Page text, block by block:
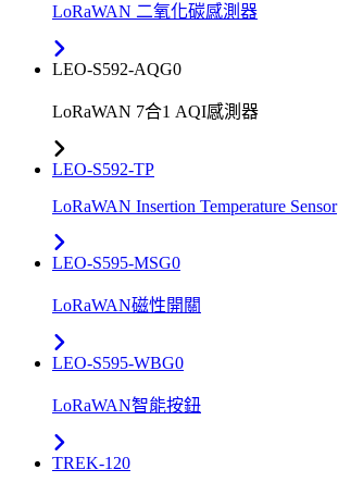
LoRaWAN 二氧化碳感測器
LEO-S592-AQG0
LoRaWAN 7合1 AQI感測器
LEO-S592-TP
LoRaWAN Insertion Temperature Sensor
LEO-S595-MSG0
LoRaWAN磁性開關
LEO-S595-WBG0
LoRaWAN智能按鈕
TREK-120